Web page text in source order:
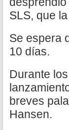
SLS, que
Se espera
10 días.
Durante
breves
Hansen.